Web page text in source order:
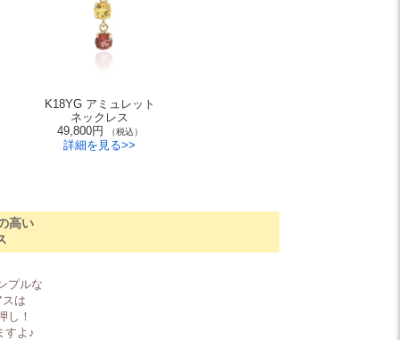
K18YG アミュレット
ネックレス
49,800円
（税込）
詳細を見る>>
高い
プルな
は
し！
すよ♪